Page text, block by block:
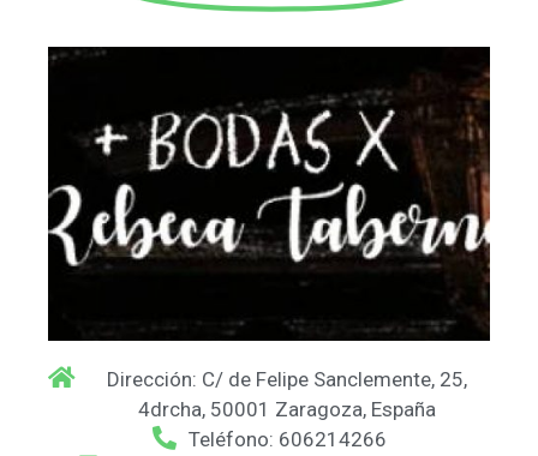
Dirección: C/ de Felipe Sanclemente, 25,
4drcha, 50001 Zaragoza, España
Teléfono: 606214266